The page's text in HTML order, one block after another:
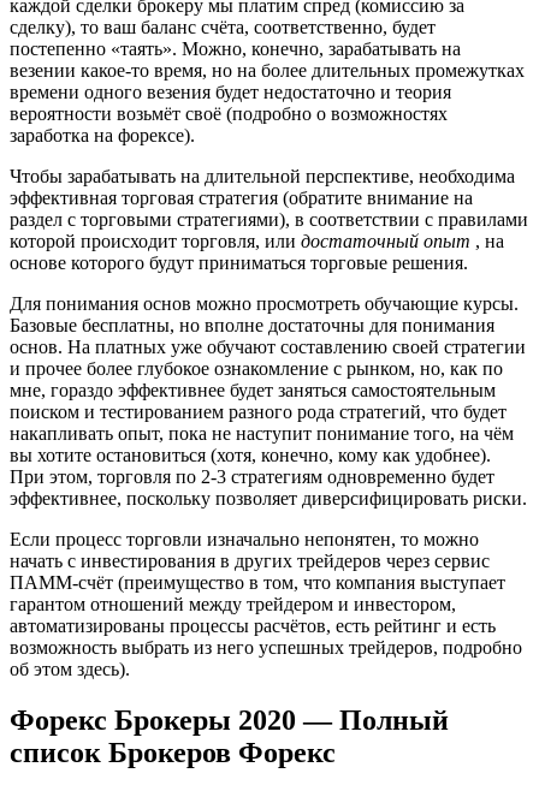
каждой сделки брокеру мы платим спред (комиссию за
сделку), то ваш баланс счёта, соответственно, будет
постепенно «таять». Можно, конечно, зарабатывать на
везении какое-то время, но на более длительных промежутках
времени одного везения будет недостаточно и теория
вероятности возьмёт своё (подробно о возможностях
заработка на форексе).
Чтобы зарабатывать на длительной перспективе, необходима
эффективная торговая стратегия (обратите внимание на
раздел с торговыми стратегиями), в соответствии с правилами
которой происходит торговля, или достаточный опыт , на
основе которого будут приниматься торговые решения.
Для понимания основ можно просмотреть обучающие курсы.
Базовые бесплатны, но вполне достаточны для понимания
основ. На платных уже обучают составлению своей стратегии
и прочее более глубокое ознакомление с рынком, но, как по
мне, гораздо эффективнее будет заняться самостоятельным
поиском и тестированием разного рода стратегий, что будет
накапливать опыт, пока не наступит понимание того, на чём
вы хотите остановиться (хотя, конечно, кому как удобнее).
При этом, торговля по 2-3 стратегиям одновременно будет
эффективнее, поскольку позволяет диверсифицировать риски.
Если процесс торговли изначально непонятен, то можно
начать с инвестирования в других трейдеров через сервис
ПАММ-счёт (преимущество в том, что компания выступает
гарантом отношений между трейдером и инвестором,
автоматизированы процессы расчётов, есть рейтинг и есть
возможность выбрать из него успешных трейдеров, подробно
об этом здесь).
Форекс Брокеры 2020 — Полный
список Брокеров Форекс